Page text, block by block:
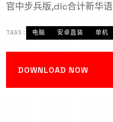
官中步兵版,dlc合计新华语
TAGS: 电脑 安卓直装 单机
DOWNLOAD NOW